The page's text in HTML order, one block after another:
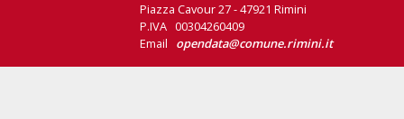
Piazza Cavour 27 - 47921 Rimini
P.IVA 00304260409
Email opendata@comune.rimini.it